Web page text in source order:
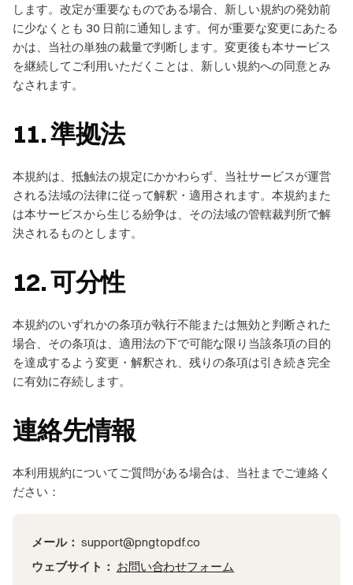
します。改定が重要なものである場合、新しい規約の発効前
に少なくとも 30 日前に通知します。何が重要な変更にあたる
かは、当社の単独の裁量で判断します。変更後も本サービス
を継続してご利用いただくことは、新しい規約への同意とみ
なされます。
11. 準拠法
本規約は、抵触法の規定にかかわらず、当社サービスが運営
される法域の法律に従って解釈・適用されます。本規約また
は本サービスから生じる紛争は、その法域の管轄裁判所で解
決されるものとします。
12. 可分性
本規約のいずれかの条項が執行不能または無効と判断された
場合、その条項は、適用法の下で可能な限り当該条項の目的
を達成するよう変更・解釈され、残りの条項は引き続き完全
に有効に存続します。
連絡先情報
本利用規約についてご質問がある場合は、当社までご連絡く
ださい：
メール： support@pngtopdf.co
ウェブサイト： お問い合わせフォーム